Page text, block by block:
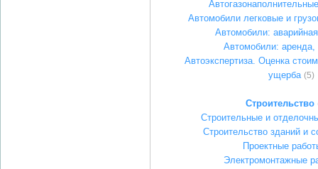
Автомобили легковые и
Автомобили:
Автомобили: аренда,
Автоэкспертиза. Оценка
ущерба (5)
Строительство
Строительные и
Строительство зданий и
Проектные
Электромонтажные